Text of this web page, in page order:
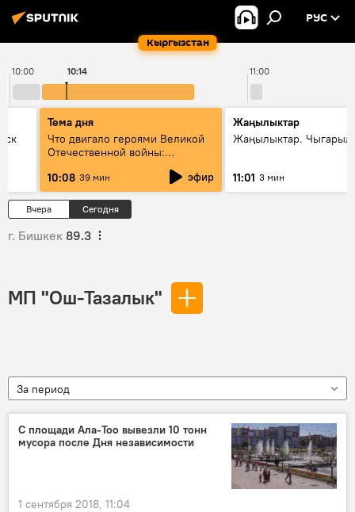
Кыргызстан
РУС
10:00 11:00
10:14
Тема дня
Что двигало героями Великой
Отечественной войны:
Тулебердиева
10:08 39 мин эфир
Жаңылыктар
Жаңылыктар.
11:01 3 мин
Вчера Сегодня
г. Бишкек 89.3
МП "Ош-Тазалык"
За период
С площади Ала-Тоо вывезли 10 тонн
мусора после Дня независимости
1 сентября 2018, 11:04